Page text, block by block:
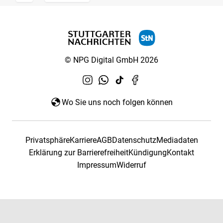
© NPG Digital GmbH 2026
Wo Sie uns noch folgen können
PrivatsphäreKarriereAGBDatenschutzMediadaten
Erklärung zur BarrierefreiheitKündigungKontakt
ImpressumWiderruf